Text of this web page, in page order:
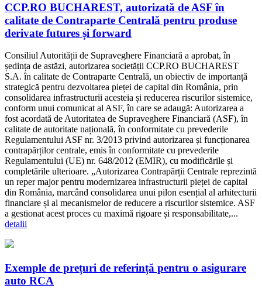
CCP.RO BUCHAREST, autorizată de ASF în
calitate de Contraparte Centrală pentru produse
derivate futures și forward
Consiliul Autorității de Supraveghere Financiară a aprobat, în
ședința de astăzi, autorizarea societății CCP.RO BUCHAREST
S.A. în calitate de Contraparte Centrală, un obiectiv de importanță
strategică pentru dezvoltarea pieței de capital din România, prin
consolidarea infrastructurii acesteia și reducerea riscurilor sistemice,
conform unui comunicat al ASF, în care se adaugă: Autorizarea a
fost acordată de Autoritatea de Supraveghere Financiară (ASF), în
calitate de autoritate națională, în conformitate cu prevederile
Regulamentului ASF nr. 3/2013 privind autorizarea și funcționarea
contrapărților centrale, emis în conformitate cu prevederile
Regulamentului (UE) nr. 648/2012 (EMIR), cu modificările și
completările ulterioare. „Autorizarea Contrapărții Centrale reprezintă
un reper major pentru modernizarea infrastructurii pieței de capital
din România, marcând consolidarea unui pilon esențial al arhitecturii
financiare și al mecanismelor de reducere a riscurilor sistemice. ASF
a gestionat acest proces cu maximă rigoare și responsabilitate,...
detalii
Exemple de prețuri de referință pentru o asigurare
auto RCA